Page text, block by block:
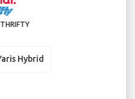
Hybrid